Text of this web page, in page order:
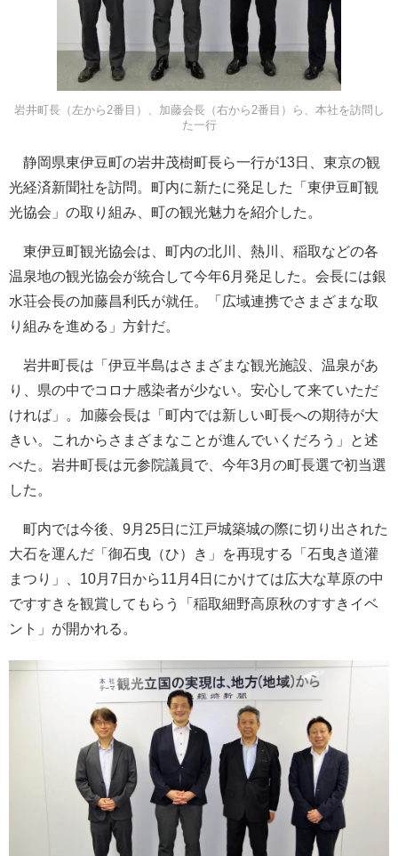
岩井町長（左から2番目）、加藤会長（右から2番目）ら、本社を訪問し
た一行
静岡県東伊豆町の岩井茂樹町長ら一行が13日、東京の観
光経済新聞社を訪問。町内に新たに発足した「東伊豆町観
光協会」の取り組み、町の観光魅力を紹介した。
東伊豆町観光協会は、町内の北川、熱川、稲取などの各
温泉地の観光協会が統合して今年6月発足した。会長には銀
水荘会長の加藤昌利氏が就任。「広域連携でさまざまな取
り組みを進める」方針だ。
岩井町長は「伊豆半島はさまざまな観光施設、温泉があ
り、県の中でコロナ感染者が少ない。安心して来ていただ
ければ」。加藤会長は「町内では新しい町長への期待が大
きい。これからさまざまなことが進んでいくだろう」と述
べた。岩井町長は元参院議員で、今年3月の町長選で初当選
した。
町内では今後、9月25日に江戸城築城の際に切り出された
大石を運んだ「御石曳（ひ）き」を再現する「石曳き道灌
まつり」、10月7日から11月4日にかけては広大な草原の中
ですすきを観賞してもらう「稲取細野高原秋のすすきイベ
ント」が開かれる。